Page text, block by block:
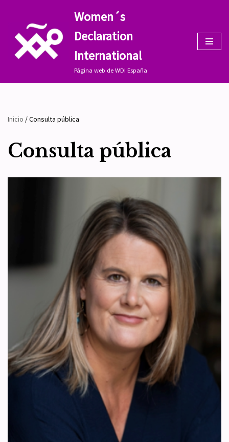
contenido
Women´s
Declaration
International
Página web de WDI España
Inicio /Consulta pública
Consulta pública